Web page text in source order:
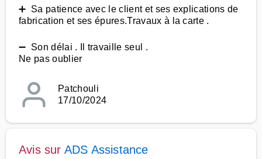
➕ Sa patience avec le client et ses explications de
fabrication et ses épures.Travaux à la carte .
➖ Son délai . Il travaille seul .
Ne pas oublier
Patchouli
17/10/2024
Avis sur ADS Assistance